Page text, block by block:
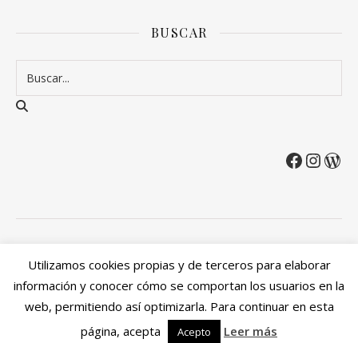
BUSCAR
Política de privacidad Política de devoluciones y reembolsos
Mi cuenta
Ashe Tema deWP Royal
Utilizamos cookies propias y de terceros para elaborar
información y conocer cómo se comportan los usuarios en la
web, permitiendo así optimizarla. Para continuar en esta
página, acepta
Acepto Leer más